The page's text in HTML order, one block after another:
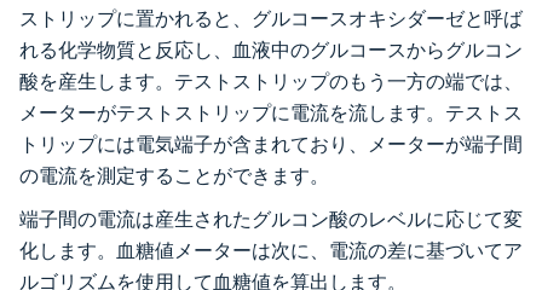
ストリップに置かれると、グルコースオキシダーゼと呼ば
れる化学物質と反応し、血液中のグルコースからグルコン
酸を産生します。テストストリップのもう一方の端では、
メーターがテストストリップに電流を流します。テストス
トリップには電気端子が含まれており、メーターが端子間
の電流を測定することができます。
端子間の電流は産生されたグルコン酸のレベルに応じて変
化します。血糖値メーターは次に、電流の差に基づいてア
ルゴリズムを使用して血糖値を算出します。